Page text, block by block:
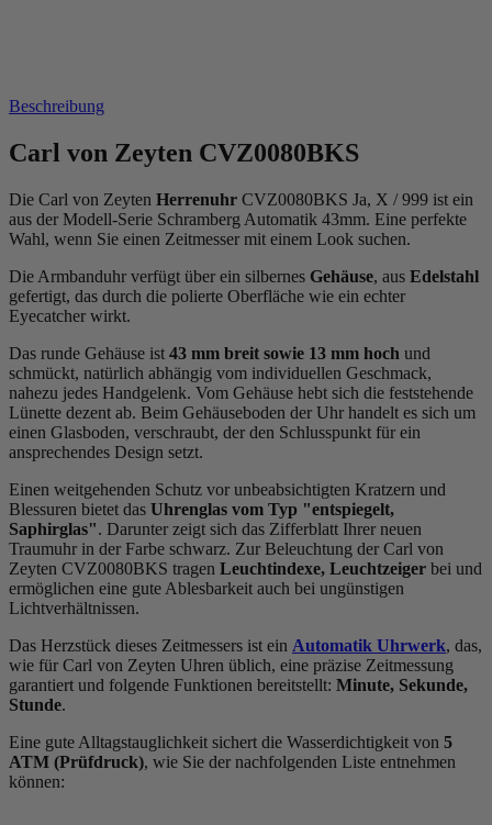
Beschreibung
Carl von Zeyten CVZ0080BKS
Die Carl von Zeyten Herrenuhr CVZ0080BKS Ja, X / 999 ist ein
aus der Modell-Serie Schramberg Automatik 43mm. Eine perfekte
Wahl, wenn Sie einen Zeitmesser mit einem Look suchen.
Die Armbanduhr verfügt über ein silbernes Gehäuse, aus Edelstahl
gefertigt, das durch die polierte Oberfläche wie ein echter
Eyecatcher wirkt.
Das runde Gehäuse ist 43 mm breit sowie 13 mm hoch und
schmückt, natürlich abhängig vom individuellen Geschmack,
nahezu jedes Handgelenk. Vom Gehäuse hebt sich die feststehende
Lünette dezent ab. Beim Gehäuseboden der Uhr handelt es sich um
einen Glasboden, verschraubt, der den Schlusspunkt für ein
ansprechendes Design setzt.
Einen weitgehenden Schutz vor unbeabsichtigten Kratzern und
Blessuren bietet das Uhrenglas vom Typ "entspiegelt,
Saphirglas". Darunter zeigt sich das Zifferblatt Ihrer neuen
Traumuhr in der Farbe schwarz. Zur Beleuchtung der Carl von
Zeyten CVZ0080BKS tragen Leuchtindexe, Leuchtzeiger bei und
ermöglichen eine gute Ablesbarkeit auch bei ungünstigen
Lichtverhältnissen.
Das Herzstück dieses Zeitmessers ist ein Automatik Uhrwerk, das,
wie für Carl von Zeyten Uhren üblich, eine präzise Zeitmessung
garantiert und folgende Funktionen bereitstellt: Minute, Sekunde,
Stunde.
Eine gute Alltagstauglichkeit sichert die Wasserdichtigkeit von 5
ATM (Prüfdruck), wie Sie der nachfolgenden Liste entnehmen
können: